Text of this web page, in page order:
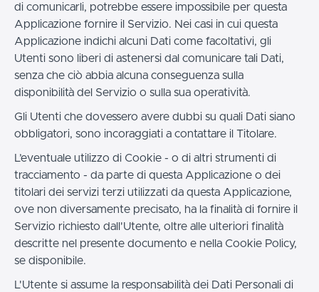
di comunicarli, potrebbe essere impossibile per questa
Applicazione fornire il Servizio. Nei casi in cui questa
Applicazione indichi alcuni Dati come facoltativi, gli
Utenti sono liberi di astenersi dal comunicare tali Dati,
senza che ciò abbia alcuna conseguenza sulla
disponibilità del Servizio o sulla sua operatività.
Gli Utenti che dovessero avere dubbi su quali Dati siano
obbligatori, sono incoraggiati a contattare il Titolare.
L’eventuale utilizzo di Cookie - o di altri strumenti di
tracciamento - da parte di questa Applicazione o dei
titolari dei servizi terzi utilizzati da questa Applicazione,
ove non diversamente precisato, ha la finalità di fornire il
Servizio richiesto dall'Utente, oltre alle ulteriori finalità
descritte nel presente documento e nella Cookie Policy,
se disponibile.
L'Utente si assume la responsabilità dei Dati Personali di